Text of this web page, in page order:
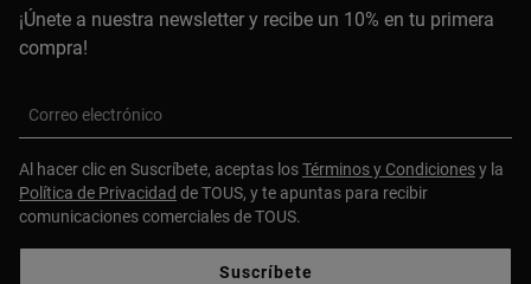
¡Únete a nuestra newsletter y recibe un 10% en tu primera
compra!
Correo electrónico
Al hacer clic en Suscríbete, aceptas losTérminos y Condicionesy la
Política de Privacidad de TOUS, y te apuntas para recibir
comunicaciones comerciales de TOUS.
Suscríbete